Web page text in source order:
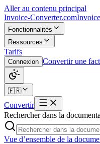
Aller au contenu principal
Invoice-Converter.com
Fonctionnalités
Ressources
Tarifs
Connexion Convertir une
🇫🇷
Convertir
Rechercher dans la
Vue d’ensemble de la